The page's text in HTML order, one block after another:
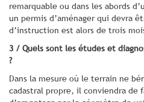
remarquable ou dans les abords
un permis d’aménager qui devra
d’instruction est alors de trois
3 / Quels sont les études et
?
Dans la mesure où le terrain ne
cadastral propre, il conviendra de